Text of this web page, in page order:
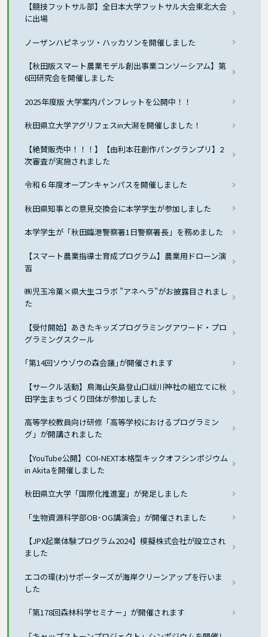
【競技フットサル部】全日本大学フットサル大会東北大会
に出場
ノーザンハピネッツ・ハッカソンを開催しました
【秋田版スマート農業モデル創出事業コンソーシアム】第
6回研究会を開催しました
2025年度版 大学案内パンフレットを公開中！！
秋田県立大学アグリフェスin大潟を開催しました！
【絶賛販売中！！！】【由利本荘創作パングランプリ】2
次審査が実施されました
令和６年度オープンキャンパスを開催しました
秋田県知事との意見交換会に本学学生が参加しました
本学学生が「秋田臨港警察署1日警察署長」を務めました
【スマート農業指導士育成プログラム】農業用ドローン演
習
㈱児玉冷菓×県大生コラボ ”アネヘラ”がお披露目されまし
た
【受付開始】あきたキッズプログラミングアワード・プロ
グラミングスクール
｢第14回ソウゾウの森会議｣が開催されます
【サークル活動】鳥海山矢島登山口祓川神社の組立てに秋
田学生まちづくり団体が参加しました
高等学校教員向け研修「高等学校におけるプログラミン
グ」が開講されました
【YouTube公開】COI-NEXT本格型キックオフシンポジウム
in Akitaを開催しました
秋田県立大学「国際化推進室」が発足しました
「生物資源科学部OB･OG講演会」が開催されました
【JPX起業体験プログラム2024】模擬株式会社が設立され
ました
エコの環(わ)サポーターズが海岸クリーンアップを行いま
した
「第178回森林科学セミナー」が開催されます